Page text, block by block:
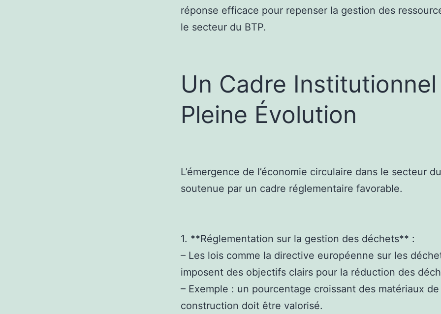
réponse efficace pour repenser la gestion des
le secteur du BTP.
Un Cadre
Pleine Évolution
L’émergence de l’économie circulaire dans le secteur
soutenue par un cadre réglementaire favorable.
1. **Réglementation sur la gestion des déchets** :
– Les lois comme la directive européenne sur les
imposent des objectifs clairs pour la réduction des
– Exemple : un pourcentage croissant des matériaux de
construction doit être valorisé.